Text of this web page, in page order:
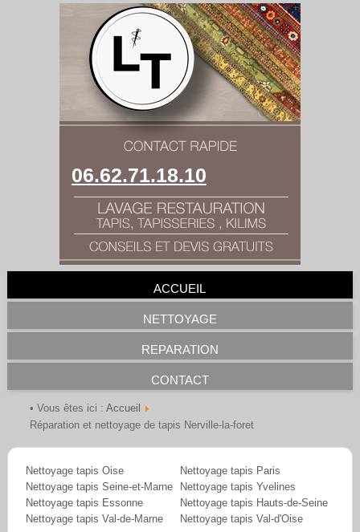
06.62.71.18.10
ACCUEIL
NETTOYAGE
REPARATION
CONTACT
• Vous êtes ici : Accueil
Réparation et nettoyage de tapis Nerville-la-foret
Nettoyage tapis Oise
Nettoyage tapis Paris
Nettoyage tapis Seine-et-Marne
Nettoyage tapis Yvelines
Nettoyage tapis Essonne
Nettoyage tapis Hauts-de-Seine
Nettoyage tapis Val-de-Marne
Nettoyage tapis Val-d'Oise